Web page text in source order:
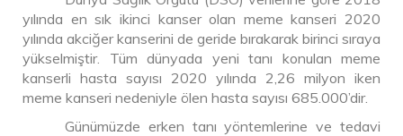
yılında en sık ikinci kanser olan meme kanseri 2020
yılında akciğer kanserini de geride bırakarak birinci sıraya
yükselmiştir. Tüm dünyada yeni tanı konulan meme
kanserli hasta sayısı 2020 yılında 2,26 milyon iken
meme kanseri nedeniyle ölen hasta sayısı 685.000’dir.
Günümüzde erken tanı yöntemlerine ve tedavi